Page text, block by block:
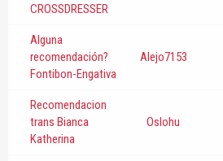
CROSSDRESSER
Alguna
recomendación?
Fontibon-Engativa
Alejo7153
Recomendacion
trans Bianca
Katherina
Oslohu